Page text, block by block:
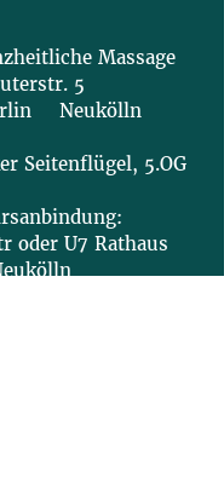
Massage
5
Neukölln
Seitenflügel, 5.OG
oder U7 Rathaus